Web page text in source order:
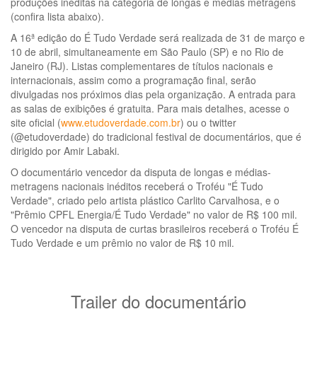
(confira lista abaixo).
A 16ª edição do É Tudo Verdade será realizada de 31 de março e
10 de abril, simultaneamente em São Paulo (SP) e no Rio de
Janeiro (RJ). Listas complementares de títulos nacionais e
internacionais, assim como a programação final, serão
divulgadas nos próximos dias pela organização. A entrada para
as salas de exibições é gratuita. Para mais detalhes, acesse o
site oficial (www.etudoverdade.com.br) ou o twitter
(@etudoverdade) do tradicional festival de documentários, que é
dirigido por Amir Labaki.
O documentário vencedor da disputa de longas e médias-
metragens nacionais inéditos receberá o Troféu "É Tudo
Verdade", criado pelo artista plástico Carlito Carvalhosa, e o
"Prêmio CPFL Energia/É Tudo Verdade" no valor de R$ 100 mil.
O vencedor na disputa de curtas brasileiros receberá o Troféu É
Tudo Verdade e um prêmio no valor de R$ 10 mil.
Trailer do documentário